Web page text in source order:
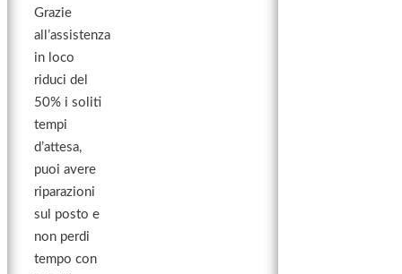
Grazie
all’assistenza
in loco
riduci del
50% i soliti
tempi
d’attesa,
puoi avere
riparazioni
sul posto e
non perdi
tempo con